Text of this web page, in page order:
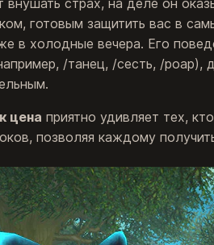
готовым защитить вас в
в холодные вечера. Его
/танец, /сесть, /роар),
цена приятно удивляет тех,
позволяя каждому